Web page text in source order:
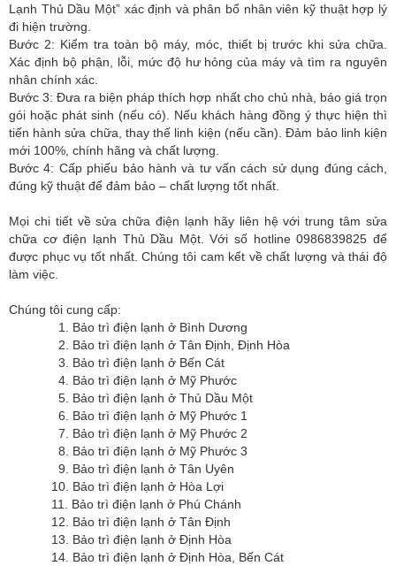
Lạnh Thủ Dầu Một” xác định và phân bổ nhân viên kỹ thuật hợp lý
đi hiện trường.
Bước 2: Kiểm tra toàn bộ máy, móc, thiết bị trước khi sửa chữa.
Xác định bộ phận, lỗi, mức độ hư hỏng của máy và tìm ra nguyên
nhân chính xác.
Bước 3: Đưa ra biện pháp thích hợp nhất cho chủ nhà, báo giá trọn
gói hoặc phát sinh (nếu có). Nếu khách hàng đồng ý thực hiện thì
tiến hành sửa chữa, thay thế linh kiện (nếu cần). Đảm bảo linh kiện
mới 100%, chính hãng và chất lượng.
Bước 4: Cấp phiếu bảo hành và tư vấn cách sử dụng đúng cách,
đúng kỹ thuật để đảm bảo – chất lượng tốt nhất.
Mọi chi tiết về sửa chữa điện lạnh hãy liên hệ với trung tâm sửa
chữa cơ điện lạnh Thủ Dầu Một. Với số hotline 0986839825 để
được phục vụ tốt nhất. Chúng tôi cam kết về chất lượng và thái độ
làm việc.
Chúng tôi cung cấp:
1. Bảo trì điện lạnh ở Bình Dương
2. Bảo trì điện lạnh ở Tân Định, Định Hòa
3. Bảo trì điện lạnh ở Bến Cát
4. Bảo trì điện lạnh ở Mỹ Phước
5. Bảo trì điện lạnh ở Thủ Dầu Một
6. Bảo trì điện lạnh ở Mỹ Phước 1
7. Bảo trì điện lạnh ở Mỹ Phước 2
8. Bảo trì điện lạnh ở Mỹ Phước 3
9. Bảo trì điện lạnh ở Tân Uyên
10. Bảo trì điện lạnh ở Hòa Lợi
11. Bảo trì điện lạnh ở Phú Chánh
12. Bảo trì điện lạnh ở Tân Định
13. Bảo trì điện lạnh ở Định Hòa
14. Bảo trì điện lạnh ở Định Hòa, Bến Cát